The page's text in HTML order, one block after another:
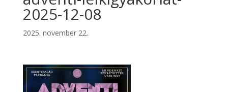
2025-12-08
2025. november 22.